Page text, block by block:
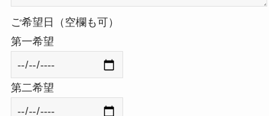
ご希望日（空欄も可）
第一希望
第二希望